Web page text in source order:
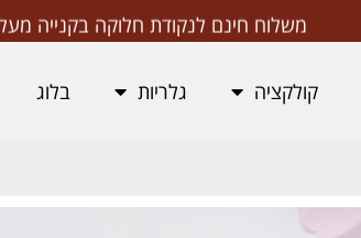
משלוח חינם לנקודת חלוקה בקנייה מעל ₪250
קולקציה גלריות בלוג